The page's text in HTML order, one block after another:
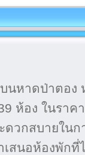
นหาดป่าตอง
ห้อง ในราค
วกสบายในก
เสนอห้องพัก